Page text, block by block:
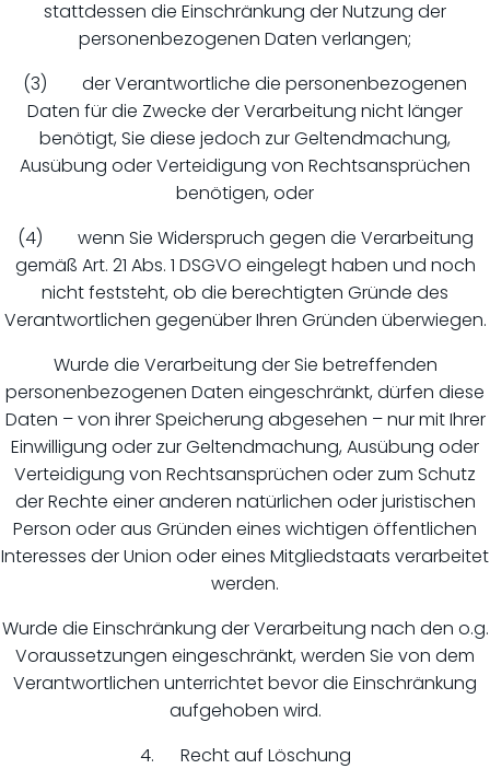
stattdessen die Einschränkung der Nutzung der
personenbezogenen Daten verlangen;
(3) der Verantwortliche die personenbezogenen
Daten für die Zwecke der Verarbeitung nicht länger
benötigt, Sie diese jedoch zur Geltendmachung,
Ausübung oder Verteidigung von Rechtsansprüchen
benötigen, oder
(4) wenn Sie Widerspruch gegen die Verarbeitung
gemäß Art. 21 Abs. 1 DSGVO eingelegt haben und noch
nicht feststeht, ob die berechtigten Gründe des
Verantwortlichen gegenüber Ihren Gründen überwiegen.
Wurde die Verarbeitung der Sie betreffenden
personenbezogenen Daten eingeschränkt, dürfen diese
Daten – von ihrer Speicherung abgesehen – nur mit Ihrer
Einwilligung oder zur Geltendmachung, Ausübung oder
Verteidigung von Rechtsansprüchen oder zum Schutz
der Rechte einer anderen natürlichen oder juristischen
Person oder aus Gründen eines wichtigen öffentlichen
Interesses der Union oder eines Mitgliedstaats verarbeitet
werden.
Wurde die Einschränkung der Verarbeitung nach den o.g.
Voraussetzungen eingeschränkt, werden Sie von dem
Verantwortlichen unterrichtet bevor die Einschränkung
aufgehoben wird.
4. Recht auf Löschung